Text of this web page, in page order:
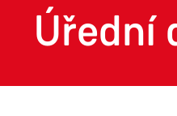
Úřední